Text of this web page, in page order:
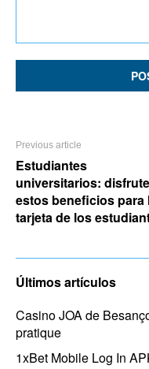
Previous article
Estudiantes
universitarios:
estos beneficios para
tarjeta de los
Últimos artículos
Casino JOA de
pratique
1xBet Mobile Log In